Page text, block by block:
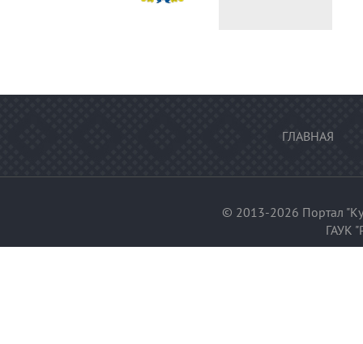
ГЛАВНАЯ
© 2013-2026 Портал
ГАУК